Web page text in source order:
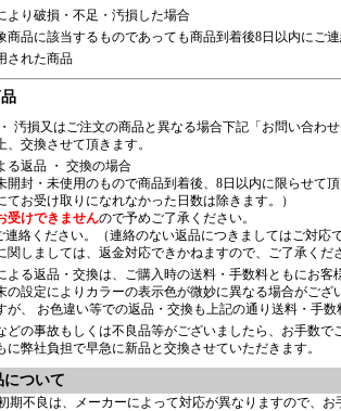
より破損・不足・汚損した場合
商品に該当するものであっても商品到着後8日以内にご連
された商品
汚損又はご注文の商品と異なる場合下記「お問い合わせ
交換させて頂きます。
る返品 ・ 交換の場合
開封・未使用のもので商品到着後、8日以内に限らせて頂
てお受け取りになれなかった日数は除きます。）
受けできませんので予めご了承ください。
絡ください。（連絡のない返品につきましてはご対応
関しましては、返金対応できかねますので、ご了承くだ
よる返品・交換は、ご購入時の送料・手数料ともにお客
設定によりカラーの表示色が微妙に異なる場合がござ
が、 お色違い等での返品・交換も上記の通り送料・手数
どの事故もしくは不良品等がございましたら、お手数で
に弊社負担で早急に新品と交換させていただきます。
ついて
期不良は、メーカーによって対応が異なりますので、